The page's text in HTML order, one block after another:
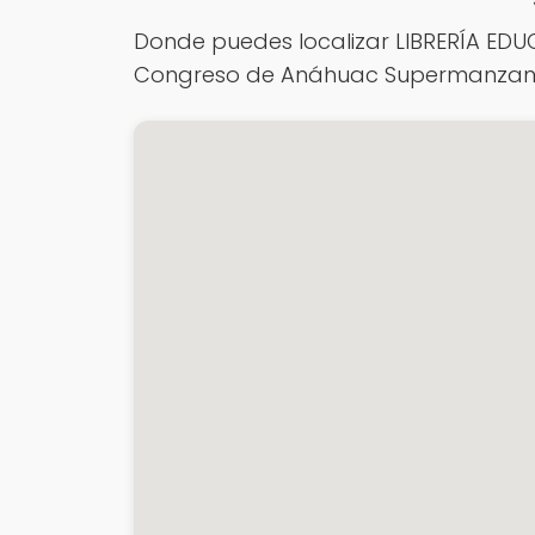
Donde puedes localizar LIBRERÍA
Congreso de Anáhuac